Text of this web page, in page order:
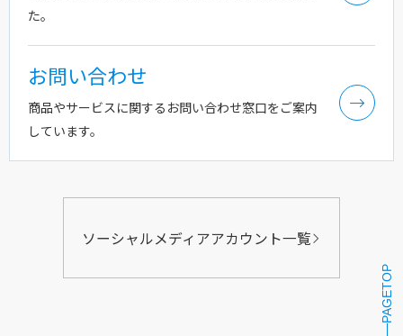
た。
お問い合わせ
商品やサービスに関するお問い合わせ窓口をご案内
しています。
ソーシャルメディアアカウント一覧
PAGETOP